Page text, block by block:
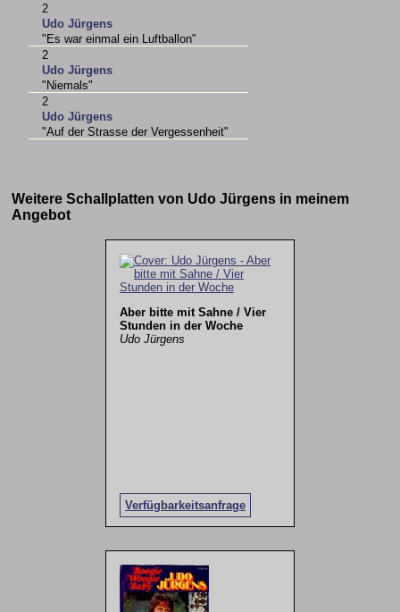
2
Udo Jürgens
"Es war einmal ein Luftballon"
2
Udo Jürgens
"Niemals"
2
Udo Jürgens
"Auf der Strasse der Vergessenheit"
Weitere Schallplatten von Udo Jürgens in meinem
Angebot
Aber bitte mit Sahne / Vier
Stunden in der Woche
Udo Jürgens
Verfügbarkeitsanfrage